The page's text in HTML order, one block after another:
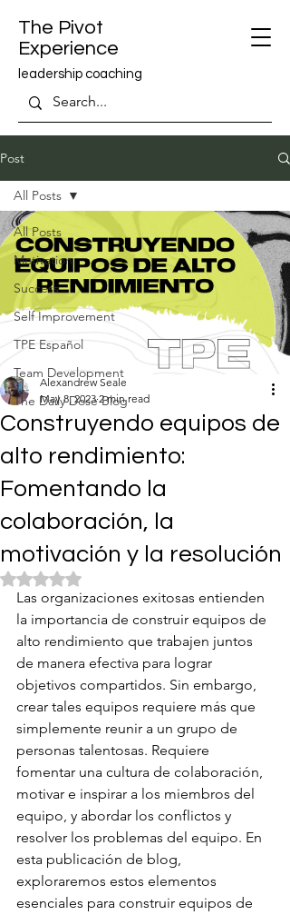
The Pivot
Experience
leadership coaching
Post
All Posts
Motivation
Success
Self Improvement
TPE Español
Team Development
The Daily Dose Blog
All Posts
Construyendo equipos de
alto rendimiento:
Fomentando la
colaboración, la
motivación y la resolución
Alexandrew Seale
May 8, 2023 2 min read
Rated NaN out of 5 stars.
Las organizaciones exitosas entienden
la importancia de construir equipos de
alto rendimiento que trabajen juntos
de manera efectiva para lograr
objetivos compartidos. Sin embargo,
crear tales equipos requiere más que
simplemente reunir a un grupo de
personas talentosas. Requiere
fomentar una cultura de colaboración,
motivar e inspirar a los miembros del
equipo, y abordar los conflictos y
resolver los problemas del equipo. En
esta publicación de blog,
exploraremos estos elementos
esenciales para construir equipos de